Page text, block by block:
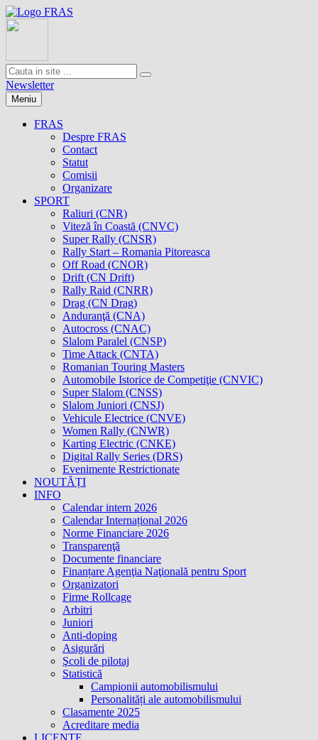
Newsletter
Meniu
FRAS
Despre FRAS
Contact
Statut
Comisii
Organizare
SPORT
Raliuri (CNR)
Viteză în Coastă (CNVC)
Super Rally (CNSR)
Rally Start – Romania Pitoreasca
Off Road (CNOR)
Drift (CN Drift)
Rally Raid (CNRR)
Drag (CN Drag)
Anduranţă (CNA)
Autocross (CNAC)
Slalom Paralel (CNSP)
Time Attack (CNTA)
Romanian Touring Masters
Automobile Istorice de Competiţie (CNVIC)
Super Slalom (CNSS)
Slalom Juniori (CNSJ)
Vehicule Electrice (CNVE)
Women Rally (CNWR)
Karting Electric (CNKE)
Digital Rally Series (DRS)
Evenimente Restrictionate
NOUTĂȚI
INFO
Calendar intern 2026
Calendar Internațional 2026
Norme Financiare 2026
Transparenţă
Documente financiare
Finanțare Agenţia Naţională pentru Sport
Organizatori
Firme Rollcage
Arbitri
Juniori
Anti-doping
Asigurări
Şcoli de pilotaj
Statistică
Campionii automobilismului
Personalități ale automobilismului
Clasamente 2025
Acreditare media
LICENȚE